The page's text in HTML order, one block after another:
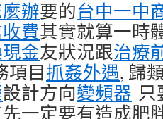
辦要的台中一中
費其實就算一時
金友狀況跟治療
項目抓姦外遇, 歸
設計方向變頻器
一定要有造成肥